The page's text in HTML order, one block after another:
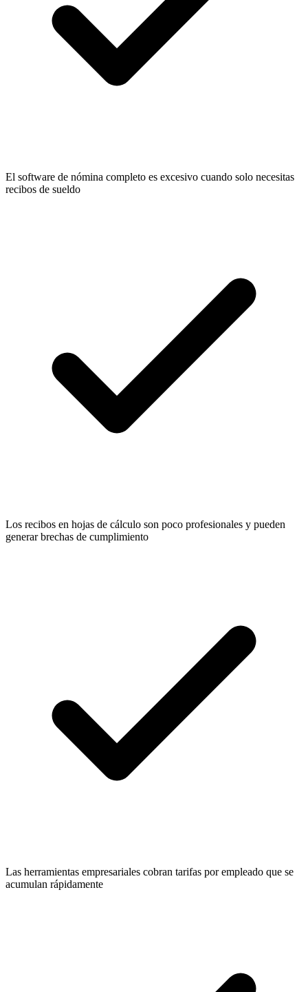
El software de nómina completo es excesivo cuando solo necesitas
recibos de sueldo
Los recibos en hojas de cálculo son poco profesionales y pueden
generar brechas de cumplimiento
Las herramientas empresariales cobran tarifas por empleado que se
acumulan rápidamente